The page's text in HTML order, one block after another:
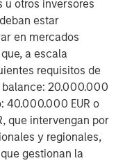
u otros inversores
estar
en mercados
a escala
requisitos de
balance: 20.000.000
40.000.000 EUR o
que intervengan por
y regionales,
gestionan la